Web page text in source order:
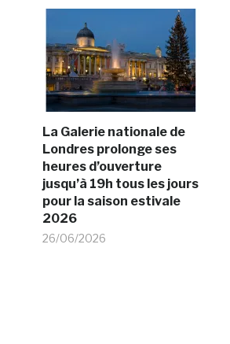
La Galerie nationale de
Londres prolonge ses
heures d’ouverture
jusqu’à 19h tous les jours
pour la saison estivale
2026
26/06/2026